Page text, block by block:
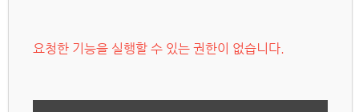
요청한 기능을 실행할 수 있는 권한이 없습니다.